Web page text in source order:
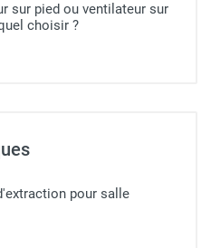
sur pied ou ventilateur sur
choisir ?
pour salle